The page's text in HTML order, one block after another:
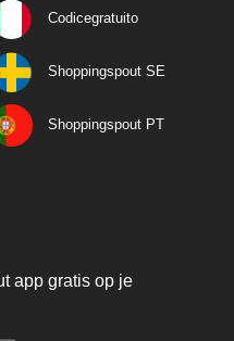
Codicegratuito
Shoppingspout SE
Shoppingspout PT
app gratis op je